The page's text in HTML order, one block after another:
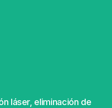
láser, eliminación de